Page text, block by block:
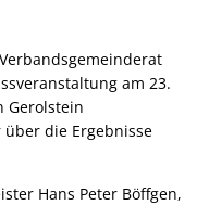
am 23.
Gerolstein
die Ergebnisse
Hans Peter Böffgen,